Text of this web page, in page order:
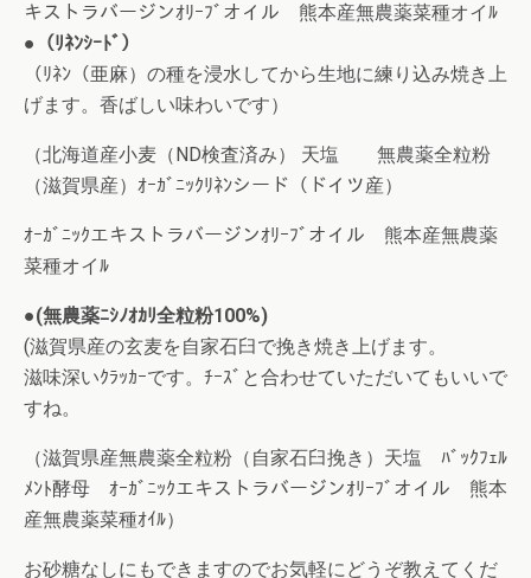
キストラバージンｵﾘｰﾌﾞオイル 熊本産無農薬菜種オイﾙ
●（ﾘﾈﾝｼｰﾄﾞ）
（ﾘﾈﾝ（亜麻）の種を浸水してから生地に練り込み焼き上
げます。香ばしい味わいです）
（北海道産小麦（ND検査済み） 天塩 無農薬全粒粉
（滋賀県産）ｵｰｶﾞﾆｯｸﾘﾈﾝシード（ドイツ産）
ｵｰｶﾞﾆｯｸエキストラバージンｵﾘｰﾌﾞオイル 熊本産無農薬
菜種オイﾙ
●(無農薬ﾆｼﾉｵｶﾘ全粒粉100%)
(滋賀県産の玄麦を自家石臼で挽き焼き上げます。
滋味深いｸﾗｯｶｰです。ﾁｰｽﾞと合わせていただいてもいいで
すね。
（滋賀県産無農薬全粒粉（自家石臼挽き）天塩 ﾊﾞｯｸﾌｪﾙ
ﾒﾝﾄ酵母 ｵｰｶﾞﾆｯｸエキストラバージンｵﾘｰﾌﾞオイル 熊本
産無農薬菜種ｵｲﾙ）
お砂糖なしにもできますのでお気軽にどうぞ教えてくだ